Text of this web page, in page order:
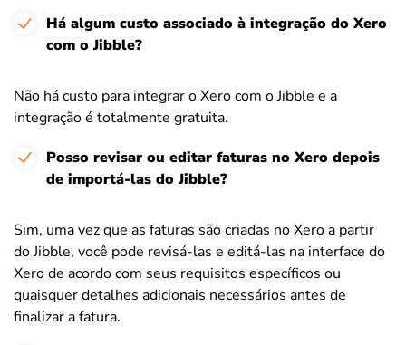
Há algum custo associado à integração do Xero
com o Jibble?
Não há custo para integrar o Xero com o Jibble e a
integração é totalmente gratuita.
Posso revisar ou editar faturas no Xero depois
de importá-las do Jibble?
Sim, uma vez que as faturas são criadas no Xero a partir
do Jibble, você pode revisá-las e editá-las na interface do
Xero de acordo com seus requisitos específicos ou
quaisquer detalhes adicionais necessários antes de
finalizar a fatura.